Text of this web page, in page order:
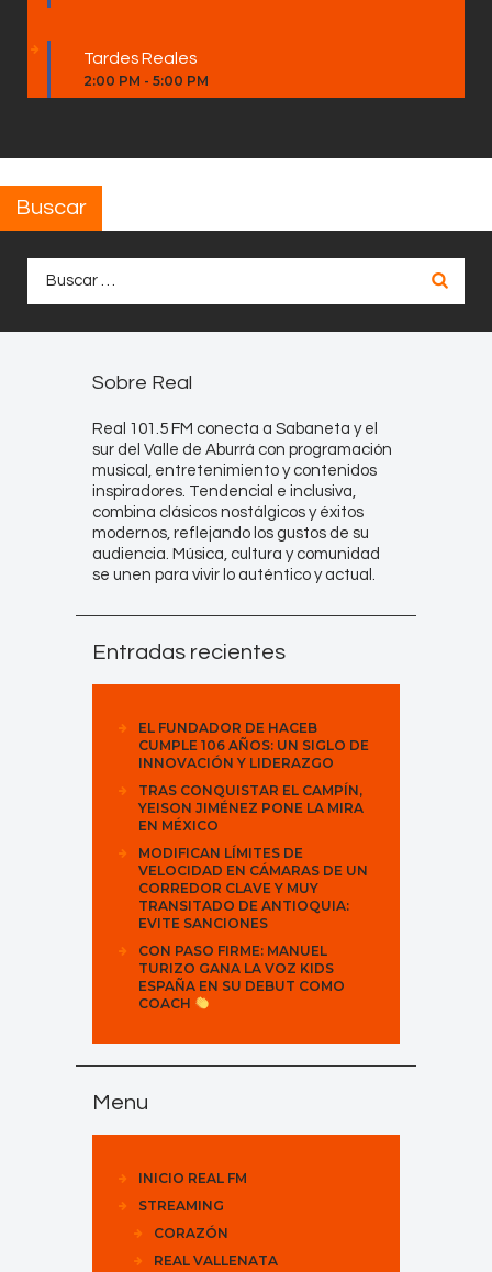
Tardes Reales
2:00 PM - 5:00 PM
Buscar
Sobre Real
Real 101.5 FM conecta a Sabaneta y el
sur del Valle de Aburrá con programación
musical, entretenimiento y contenidos
inspiradores. Tendencial e inclusiva,
combina clásicos nostálgicos y éxitos
modernos, reflejando los gustos de su
audiencia. Música, cultura y comunidad
se unen para vivir lo auténtico y actual.
Entradas recientes
EL FUNDADOR DE HACEB
CUMPLE 106 AÑOS: UN SIGLO DE
INNOVACIÓN Y LIDERAZGO
TRAS CONQUISTAR EL CAMPÍN,
YEISON JIMÉNEZ PONE LA MIRA
EN MÉXICO
MODIFICAN LÍMITES DE
VELOCIDAD EN CÁMARAS DE UN
CORREDOR CLAVE Y MUY
TRANSITADO DE ANTIOQUIA:
EVITE SANCIONES
CON PASO FIRME: MANUEL
TURIZO GANA LA VOZ KIDS
ESPAÑA EN SU DEBUT COMO
COACH
Menu
INICIO REAL FM
STREAMING
CORAZÓN
REAL VALLENATA